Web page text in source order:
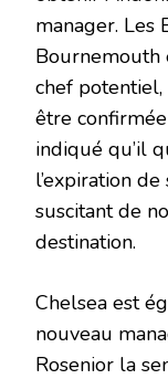
manager. Les
Bournemouth
chef
être
indiqué qu’il
l’expiration
suscitant de
destination.
Chelsea est
nouveau
Rosenior la